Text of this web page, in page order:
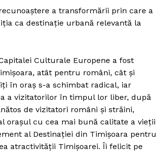
Contacta transformării prin care a
ca destinație urbană relevantă la
Culturale Europene a fost
atât pentru români, cât și
în oraș s-a schimbat radical, iar
a vizitatorilor în timpul lor liber, după
de vizitatori români și străini,
cu cea mai bună calitate a vieții
al Destinației din Timișoara pentru
atractivității Timișoarei. Îi felicit pe